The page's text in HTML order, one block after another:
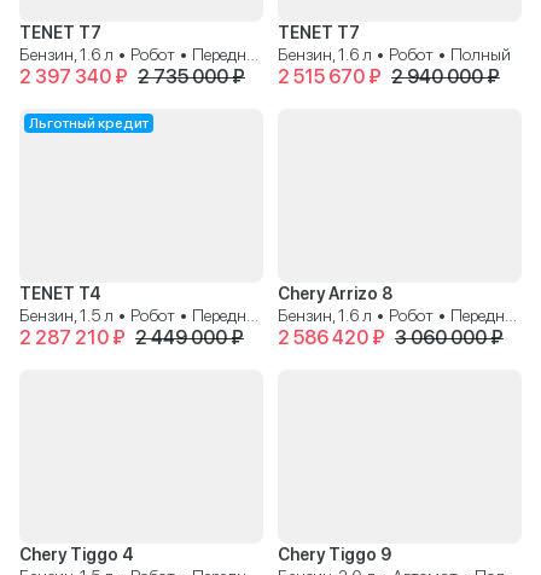
TENET T7
2 397 340 ₽ 2 735 000 ₽
TENET T7
Бензин, 1.6 л • Робот • Полный
2 515 670 ₽ 2 940 000 ₽
Льготный кредит
TENET T4
2 287 210 ₽ 2 449 000 ₽
Chery Arrizo 8
2 586 420 ₽ 3 060 000 ₽
Chery Tiggo 4
Chery Tiggo 9